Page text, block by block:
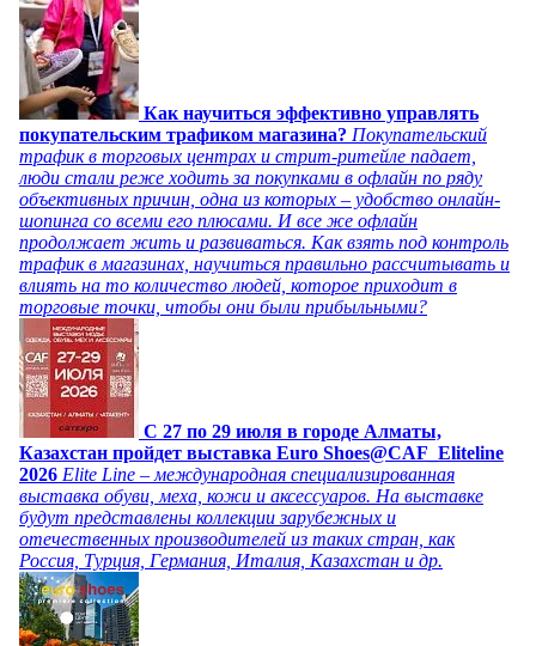
Как научиться эффективно управлять
покупательским трафиком магазина? Покупательский
трафик в торговых центрах и стрит-ритейле падает,
люди стали реже ходить за покупками в офлайн по ряду
объективных причин, одна из которых – удобство онлайн-
шопинга со всеми его плюсами. И все же офлайн
продолжает жить и развиваться. Как взять под контроль
трафик в магазинах, научиться правильно рассчитывать и
влиять на то количество людей, которое приходит в
торговые точки, чтобы они были прибыльными?
C 27 по 29 июля в городе Алматы,
Казахстан пройдет выставка Euro Shoes@CAF_Eliteline
2026 Elite Line – международная специализированная
выставка обуви, меха, кожи и аксессуаров. На выставке
будут представлены коллекции зарубежных и
отечественных производителей из таких стран, как
Россия, Турция, Германия, Италия, Казахстан и др.